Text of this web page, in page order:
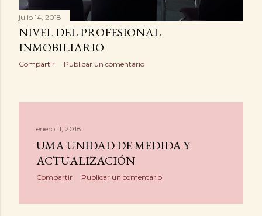
julio 14, 2018
NIVEL DEL PROFESIONAL
INMOBILIARIO
Compartir Publicar un comentario
enero 11, 2018
UMA UNIDAD DE MEDIDA Y
ACTUALIZACIÓN
Compartir Publicar un comentario